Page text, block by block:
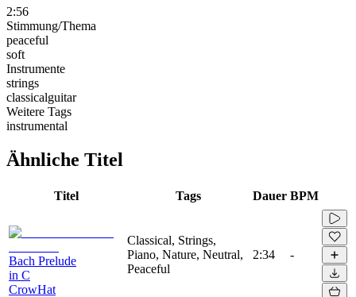
2:56
Stimmung/Thema
peaceful
soft
Instrumente
strings
classicalguitar
Weitere Tags
instrumental
Ähnliche Titel
Titel Tags Dauer BPM
Bach Prelude
in C
CrowHat
Classical, Strings,
Piano, Nature, Neutral,
Peaceful
2:34 -